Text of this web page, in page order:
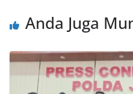
Anda Juga